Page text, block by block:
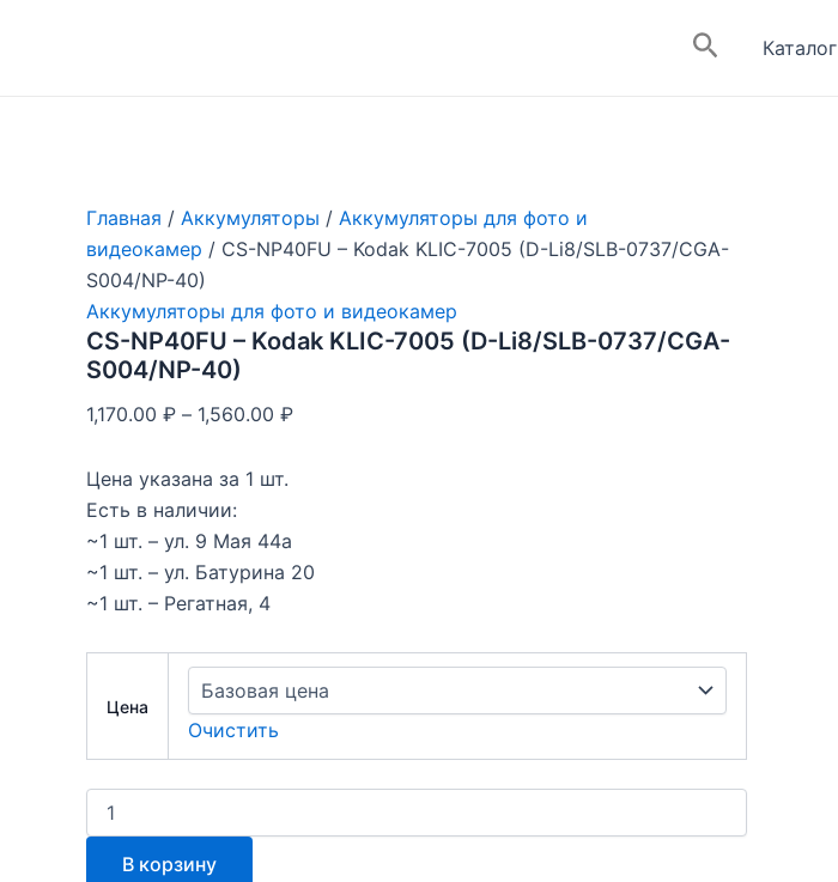
ПоискКаталог
Главная / Аккумуляторы / Аккумуляторы для фото и
видеокамер / CS-NP40FU – Kodak KLIC-7005 (D-Li8/SLB-0737/CGA-
S004/NP-40)
Аккумуляторы для фото и видеокамер
CS-NP40FU – Kodak KLIC-7005 (D-Li8/SLB-0737/CGA-
S004/NP-40)
1,170.00 ₽ – 1,560.00 ₽
Цена указана за 1 шт.
Есть в наличии:
~1 шт. – ул. 9 Мая 44а
~1 шт. – ул. Батурина 20
~1 шт. – Регатная, 4
Цена
Очистить
Количество
товара
CS-
NP40FUВ корзину